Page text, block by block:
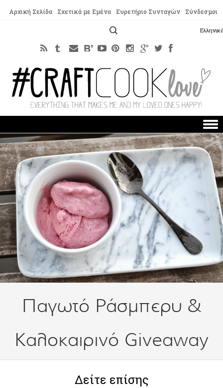
Αρχική Σελίδα Σχετικά με Εμένα Ευρετήριο Συνταγών Σύνδεσμοι
Αναζήτηση
Skip to content
Παγωτό Ράσμπερυ &
Καλοκαιρινό Giveaway
Δείτε επίσης